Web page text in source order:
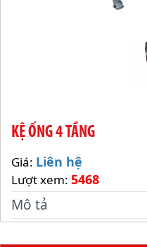
KỆ ỐNG 4 TẦNG
Giá: Liên hệ
Lượt xem: 5468
Mô tả